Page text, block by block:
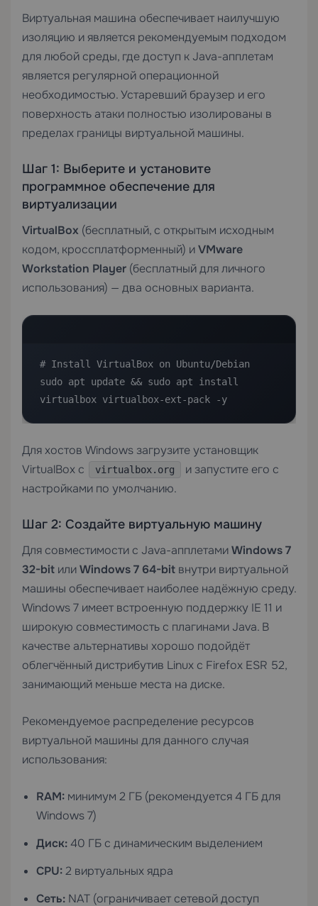
Виртуальная машина обеспечивает наилучшую
изоляцию и является рекомендуемым подходом
для любой среды, где доступ к Java-апплетам
является регулярной операционной
необходимостью. Устаревший браузер и его
поверхность атаки полностью изолированы в
пределах границы виртуальной машины.
Шаг 1: Выберите и установите
программное обеспечение для
виртуализации
VirtualBox (бесплатный, с открытым исходным
кодом, кроссплатформенный) иVMware
Workstation Player (бесплатный для личного
использования) — два основных варианта.
# Install VirtualBox on Ubuntu/Debian
sudo apt update && sudo apt install
virtualbox virtualbox-ext-pack -y
Для хостов Windows загрузите установщик
VirtualBox с
virtualbox.org
и запустите его с
настройками по умолчанию.
Шаг 2: Создайте виртуальную машину
Для совместимости с Java-апплетамиWindows 7
32-bit илиWindows 7 64-bit внутри виртуальной
машины обеспечивает наиболее надёжную среду.
Windows 7 имеет встроенную поддержку IE 11 и
широкую совместимость с плагинами Java. В
качестве альтернативы хорошо подойдёт
облегчённый дистрибутив Linux с Firefox ESR 52,
занимающий меньше места на диске.
Рекомендуемое распределение ресурсов
виртуальной машины для данного случая
использования:
RAM: минимум 2 ГБ (рекомендуется 4 ГБ для
Windows 7)
Диск: 40 ГБ с динамическим выделением
CPU:2 виртуальных ядра
Сеть: NAT (ограничивает сетевой доступ